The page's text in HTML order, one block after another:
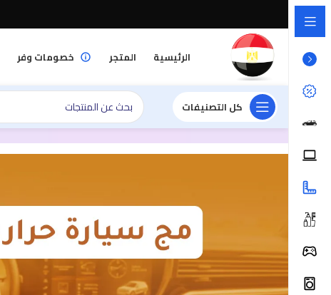
الرئيسية المتجر خصومات وفر
كل التصنيفات